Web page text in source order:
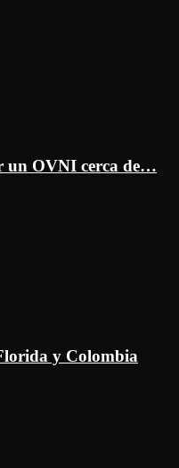
un OVNI cerca de…
y Colombia